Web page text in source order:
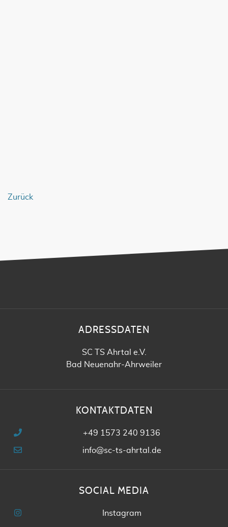
Zurück
ADRESSDATEN
SC TS Ahrtal e.V.
Bad Neuenahr-Ahrweiler
KONTAKTDATEN
+49 1573 240 9136
info@sc-ts-ahrtal.de
SOCIAL MEDIA
Instagram